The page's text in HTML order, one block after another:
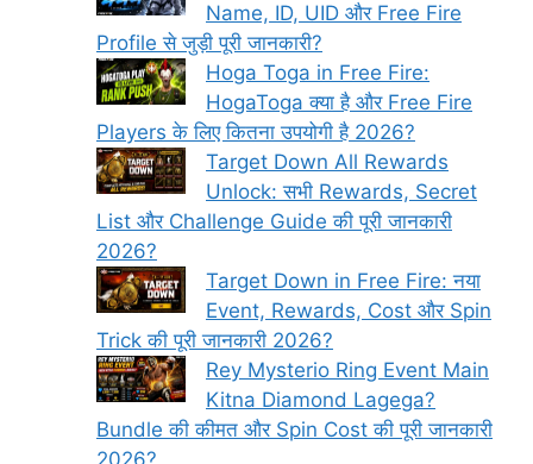
Name, ID, UID और Free Fire
Profile से जुड़ी पूरी जानकारी?
Hoga Toga in Free Fire:
HogaToga क्या है और Free Fire
Players के लिए कितना उपयोगी है 2026?
Target Down All Rewards
Unlock: सभी Rewards, Secret
List और Challenge Guide की पूरी जानकारी
2026?
Target Down in Free Fire: नया
Event, Rewards, Cost और Spin
Trick की पूरी जानकारी 2026?
Rey Mysterio Ring Event Main
Kitna Diamond Lagega?
Bundle की कीमत और Spin Cost की पूरी जानकारी